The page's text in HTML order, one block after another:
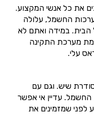
את כל אנשי המקצוע.
החשמל, עלולה
הבית. במידה ואתם לא
מערכת התקינה
עלי.
שיש. וגם עם
עדיין אי אפשר
לפני שמזמינים את